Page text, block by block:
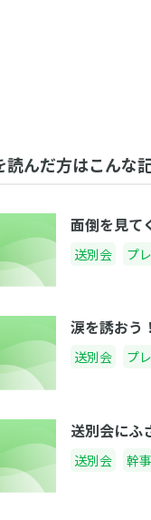
読んだ方はこんな
面倒を見て
送別会 プ
涙を誘おう
送別会 プ
送別会にふ
送別会 幹事